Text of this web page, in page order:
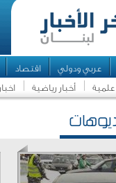
عربي ودولي اقتصاد
علمية أخبار رياضية